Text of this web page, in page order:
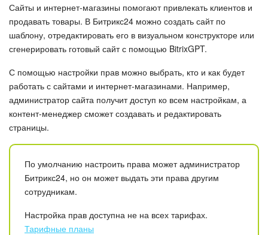
С чего начать
AI в Битрикс24
Вайбкод
Лента Новостей
Проекты AI
Мессенджер
Календарь
Сайты и интернет-магазины помогают привлекать клиентов и
продавать товары. В Битрикс24 можно создать сайт по
шаблону, отредактировать его в визуальном конструкторе или
сгенерировать готовый сайт с помощью BitrixGPT.
С помощью настройки прав можно выбрать, кто и как будет
работать с сайтами и интернет-магазинами. Например,
администратор сайта получит доступ ко всем настройкам, а
контент-менеджер сможет создавать и редактировать
страницы.
По умолчанию настроить права может администратор
Битрикс24, но он может выдать эти права другим
сотрудникам.
Настройка прав доступна не на всех тарифах.
Тарифные планы